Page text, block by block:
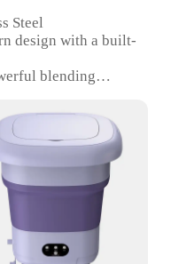
Steel
design with a built-
blending
the-go meal
16 Oz
a secure iPhone